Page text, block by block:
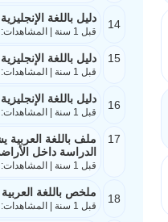
14 دليل باللغة
قبل 1 سنة | المشاهدات: 477 | الحجم: 723.2KB
15 دليل باللغة
قبل 1 سنة | المشاهدات: 424 | الحجم: 543.1KB
16 دليل باللغة
قبل 1 سنة | المشاهدات: 506 | الحجم: 245.6KB
17
ملف باللغة العربية
الدراسة داخل
قبل 1 سنة | المشاهدات: 644 | الحجم: 355.3KB
18 ملخص باللغة
قبل 1 سنة | المشاهدات: 493 | الحجم: 299.6KB